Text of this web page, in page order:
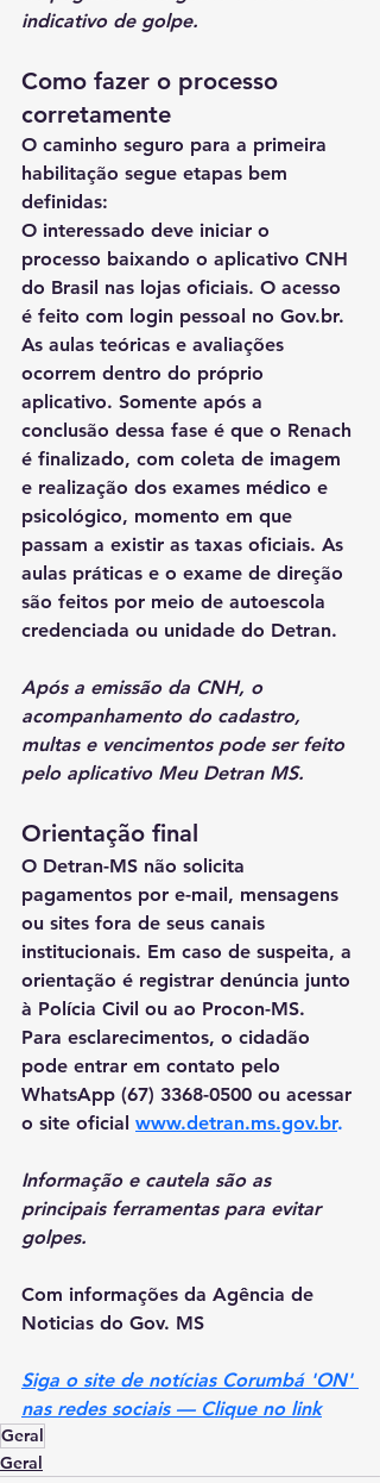
indicativo de golpe.
Como fazer o processo
corretamente
O caminho seguro para a primeira
habilitação segue etapas bem
definidas:
O interessado deve iniciar o
processo baixando o aplicativo CNH
do Brasil nas lojas oficiais. O acesso
é feito com login pessoal no Gov.br.
As aulas teóricas e avaliações
ocorrem dentro do próprio
aplicativo. Somente após a
conclusão dessa fase é que o Renach
é finalizado, com coleta de imagem
e realização dos exames médico e
psicológico, momento em que
passam a existir as taxas oficiais. As
aulas práticas e o exame de direção
são feitos por meio de autoescola
credenciada ou unidade do Detran.
Após a emissão da CNH, o
acompanhamento do cadastro,
multas e vencimentos pode ser feito
pelo aplicativo Meu Detran MS.
Orientação final
O Detran-MS não solicita
pagamentos por e-mail, mensagens
ou sites fora de seus canais
institucionais. Em caso de suspeita, a
orientação é registrar denúncia junto
à Polícia Civil ou ao Procon-MS.
Para esclarecimentos, o cidadão
pode entrar em contato pelo
WhatsApp (67) 3368-0500 ou acessar
o site oficial www.detran.ms.gov.br.
Informação e cautela são as
principais ferramentas para evitar
golpes.
Com informações da Agência de
Noticias do Gov. MS
Siga o site de notícias Corumbá 'ON'
nas redes sociais — Clique no link
Geral
Geral